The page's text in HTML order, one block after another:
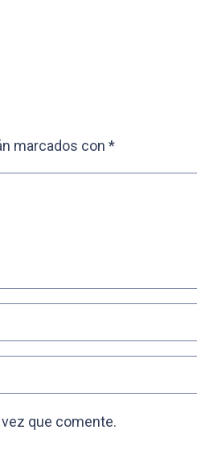
marcados con *
que comente.